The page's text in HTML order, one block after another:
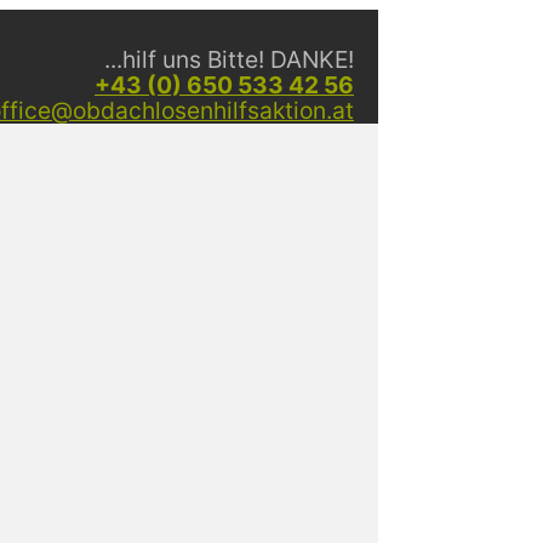
...hilf uns Bitte! DANKE!
+43 (0) 650 533 42 56